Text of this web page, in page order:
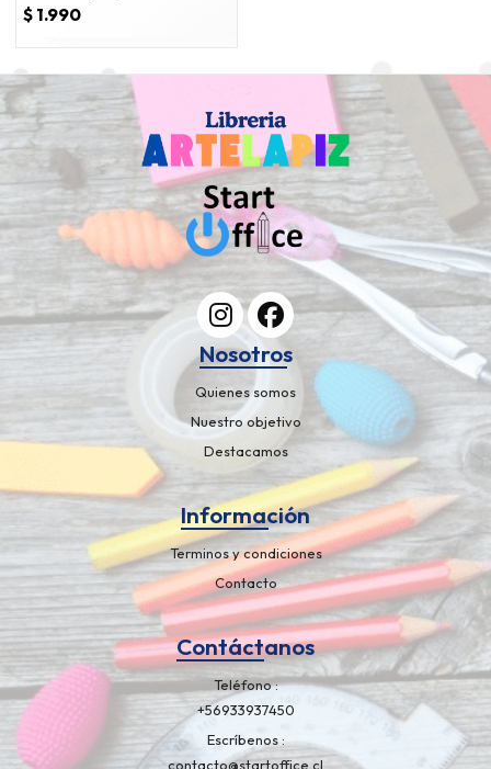
$ 1.990
Nosotros
Quienes somos
Nuestro objetivo
Destacamos
Información
Terminos y condiciones
Contacto
Contáctanos
Teléfono
+56933937450
Escríbenos
contacto@startoffice.cl